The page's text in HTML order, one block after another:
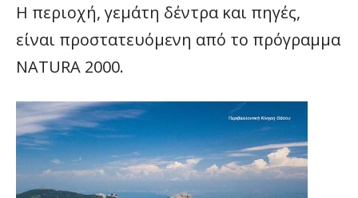
Η περιοχή, γεμάτη δέντρα και πηγές,
είναι προστατευόμενη από το πρόγραμμα
NATURA 2000.